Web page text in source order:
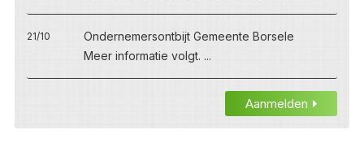
21/10
Ondernemersontbijt Gemeente Borsele
Meer informatie volgt. ...
Aanmelden